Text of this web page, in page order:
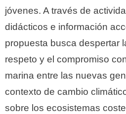
jóvenes. A través de
didácticos e información
propuesta busca despertar
respeto y el compromiso
marina entre las nuevas
contexto de cambio
sobre los ecosistemas